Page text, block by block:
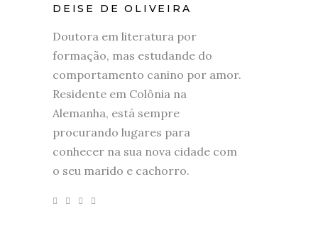
DEISE DE OLIVEIRA
Doutora em literatura por
formação, mas estudande do
comportamento canino por amor.
Residente em Colônia na
Alemanha, está sempre
procurando lugares para
conhecer na sua nova cidade com
o seu marido e cachorro.